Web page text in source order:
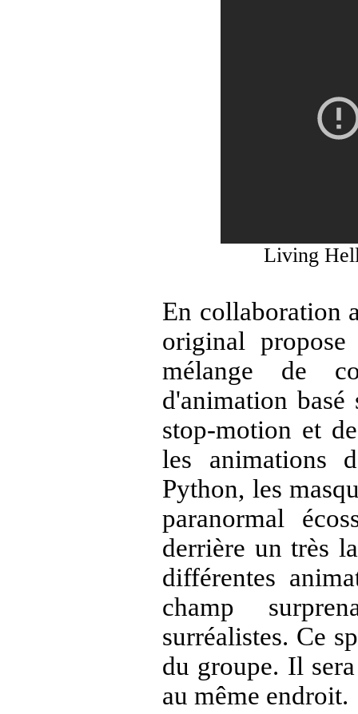
Living
En collaboration
original
mélange de
d'animation basé
stop-motion et
les animations
Python, les
paranormal
derrière un très
différentes
champ
surréalistes. Ce
du groupe. Il
au même endroit.